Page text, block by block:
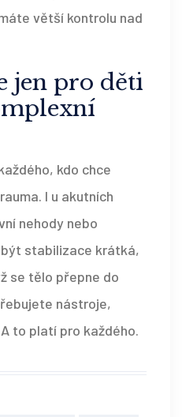
větší kontrolu nad
jen pro děti
kdo chce
I u akutních
nehody nebo
stabilizace krátká,
se tělo přepne do
nástroje,
to platí pro každého.